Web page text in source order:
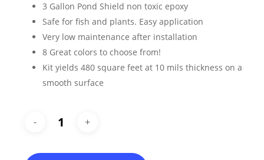
3 Gallon Pond Shield non toxic epoxy
Safe for fish and plants. Easy application
Very low maintenance after installation
8 Great colors to choose from!
Kit yields 480 square feet at 10 mils thickness on a
smooth surface